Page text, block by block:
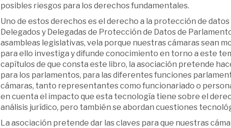
posibles riesgos para los derechos fundamentales.
Uno de estos derechos es el derecho a la protección de
Delegados y Delegadas de Protección de Datos de
asambleas legislativas, vela porque nuestras cámaras sean
para ello investiga y difunde conocimiento en torno a este
capítulos de que consta este libro, la asociación pretende
para los parlamentos, para las diferentes funciones
cámaras, tanto representantes como funcionariado o
en cuenta el impacto que esta tecnología tiene sobre el
análisis jurídico, pero también se abordan cuestiones
La asociación pretende dar las claves para que nuestras